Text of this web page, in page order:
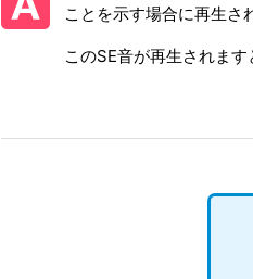
ことを示す場合に再生さ
このSE音が再生されま